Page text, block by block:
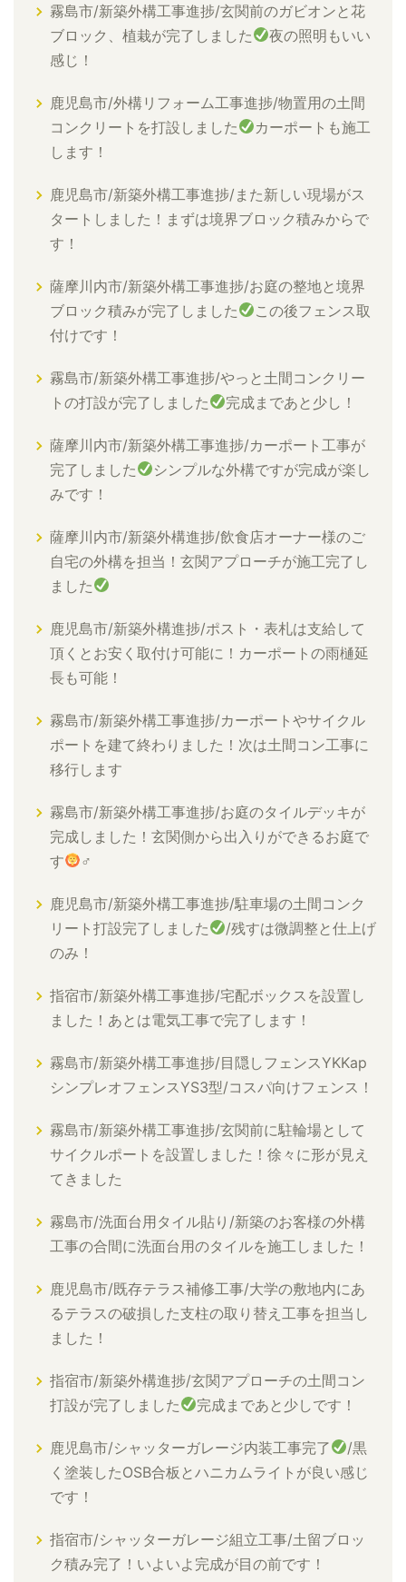
霧島市/新築外構工事進捗/玄関前のガビオンと花
ブロック、植栽が完了しました
夜の照明もいい
感じ！
鹿児島市/外構リフォーム工事進捗/物置用の土間
コンクリートを打設しました
カーポートも施工
します！
鹿児島市/新築外構工事進捗/また新しい現場がス
タートしました！まずは境界ブロック積みからで
す！
薩摩川内市/新築外構工事進捗/お庭の整地と境界
ブロック積みが完了しました
この後フェンス取
付けです！
霧島市/新築外構工事進捗/やっと土間コンクリー
トの打設が完了しました
完成まであと少し！
薩摩川内市/新築外構工事進捗/カーポート工事が
完了しました
シンプルな外構ですが完成が楽し
みです！
薩摩川内市/新築外構進捗/飲食店オーナー様のご
自宅の外構を担当！玄関アプローチが施工完了し
ました
鹿児島市/新築外構進捗/ポスト・表札は支給して
頂くとお安く取付け可能に！カーポートの雨樋延
長も可能！
霧島市/新築外構工事進捗/カーポートやサイクル
ポートを建て終わりました！次は土間コン工事に
移行します
霧島市/新築外構工事進捗/お庭のタイルデッキが
完成しました！玄関側から出入りができるお庭で
す
‍♂
鹿児島市/新築外構工事進捗/駐車場の土間コンク
リート打設完了しました
/残すは微調整と仕上げ
のみ！
指宿市/新築外構工事進捗/宅配ボックスを設置し
ました！あとは電気工事で完了します！
霧島市/新築外構工事進捗/目隠しフェンスYKKap
シンプレオフェンスYS3型/コスパ向けフェンス！
霧島市/新築外構工事進捗/玄関前に駐輪場として
サイクルポートを設置しました！徐々に形が見え
てきました
霧島市/洗面台用タイル貼り/新築のお客様の外構
工事の合間に洗面台用のタイルを施工しました！
鹿児島市/既存テラス補修工事/大学の敷地内にあ
るテラスの破損した支柱の取り替え工事を担当し
ました！
指宿市/新築外構進捗/玄関アプローチの土間コン
打設が完了しました
完成まであと少しです！
鹿児島市/シャッターガレージ内装工事完了
/黒
く塗装したOSB合板とハニカムライトが良い感じ
です！
指宿市/シャッターガレージ組立工事/土留ブロッ
ク積み完了！いよいよ完成が目の前です！